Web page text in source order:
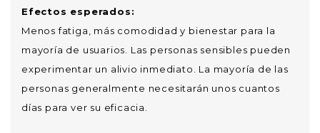
Efectos esperados:
Menos fatiga, más comodidad y bienestar para la
mayoría de usuarios. Las personas sensibles pueden
experimentar un alivio inmediato. La mayoría de las
personas generalmente necesitarán unos cuantos
días para ver su eficacia.